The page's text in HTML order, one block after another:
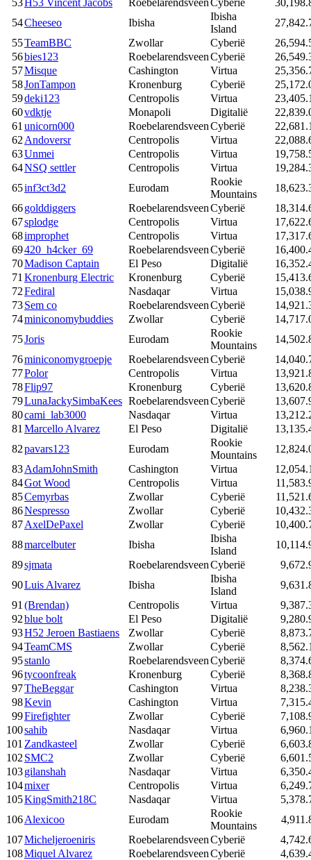
54Cheeseo Ibisha
Ibisha
Island
55TeamBBC Zwollar Cyberië
56bies123 RoebelarendsveenCyberië
57Misque Cashington Virtua
58JonTampon Kronenburg Cyberië
59deki123 Centropolis Virtua
60vdktje Monapoli Digitalië
61 unicorn000 RoebelarendsveenCyberië
62 Andoversr Centropolis Virtua
63Unmei Centropolis Virtua
64NSQ settler Centropolis Virtua
65inf3ct3d2 Eurodam
Rookie
Mountains
66golddiggers RoebelarendsveenCyberië
67splodge Centropolis Virtua
68improphet Centropolis Virtua
69420_h4cker_69 RoebelarendsveenCyberië
70Madison Captain El Peso Digitalië
71 Kronenburg Electric Kronenburg Cyberië
72Fediral Nasdaqar Virtua
73Sem co RoebelarendsveenCyberië
74miniconomybuddies Zwollar Cyberië
75Joris Eurodam
Rookie
Mountains
76miniconomygroepje RoebelarendsveenCyberië
77Polor Centropolis Virtua
78Flip97 Kronenburg Cyberië
79LunaJackySimbaKees RoebelarendsveenCyberië
80cami_lab3000 Nasdaqar Virtua
81 Marcello Alvarez El Peso Digitalië
82pavars123 Eurodam
Rookie
Mountains
83AdamJohnSmith Cashington Virtua
84Got Wood Centropolis Virtua
85Cemyrbas Zwollar Cyberië
86Nespresso Zwollar Cyberië
87AxelDePaxel Zwollar Cyberië
88marcelbuter Ibisha
Ibisha
Island
89sjmata RoebelarendsveenCyberië
90Luis Alvarez Ibisha
Ibisha
Island
91 (Brendan) Centropolis Virtua
92blue bolt El Peso Digitalië
93H52 Jeroen Bastiaens Zwollar Cyberië
94TeamCMS Zwollar Cyberië
95stanlo RoebelarendsveenCyberië
96tycoonfreak Kronenburg Cyberië
97TheBeggar Cashington Virtua
98Kevin Cashington Virtua
99Firefighter Zwollar Cyberië
100sahib Nasdaqar Virtua
101 Zandkasteel Zwollar Cyberië
102 SMC2 Zwollar Cyberië
103gilanshah Nasdaqar Virtua
104mixer Centropolis Virtua
105KingSmith218C Nasdaqar Virtua
106Alexicoo Eurodam
Rookie
Mountains
107Micheljeroeniris RoebelarendsveenCyberië
108Miquel Alvarez RoebelarendsveenCyberië